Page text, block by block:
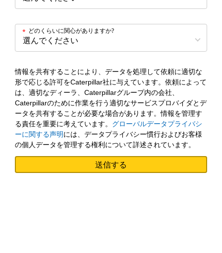
どのくらいに関心がありますか?
*
情報を共有することにより、データを処理して依頼に適切な
形で応じる許可をCaterpillar社に与えています。依頼によって
は、適切なディーラ、Caterpillarグループ内の会社、
Caterpillarのために作業を行う適切なサービスプロバイダとデ
ータを共有することが必要な場合があります。情報を管理す
る責任を重要に考えています。 グローバルデータプライバシ
ーに関する声明には、データプライバシー慣行およびお客様
の個人データを管理する権利について詳述されています。